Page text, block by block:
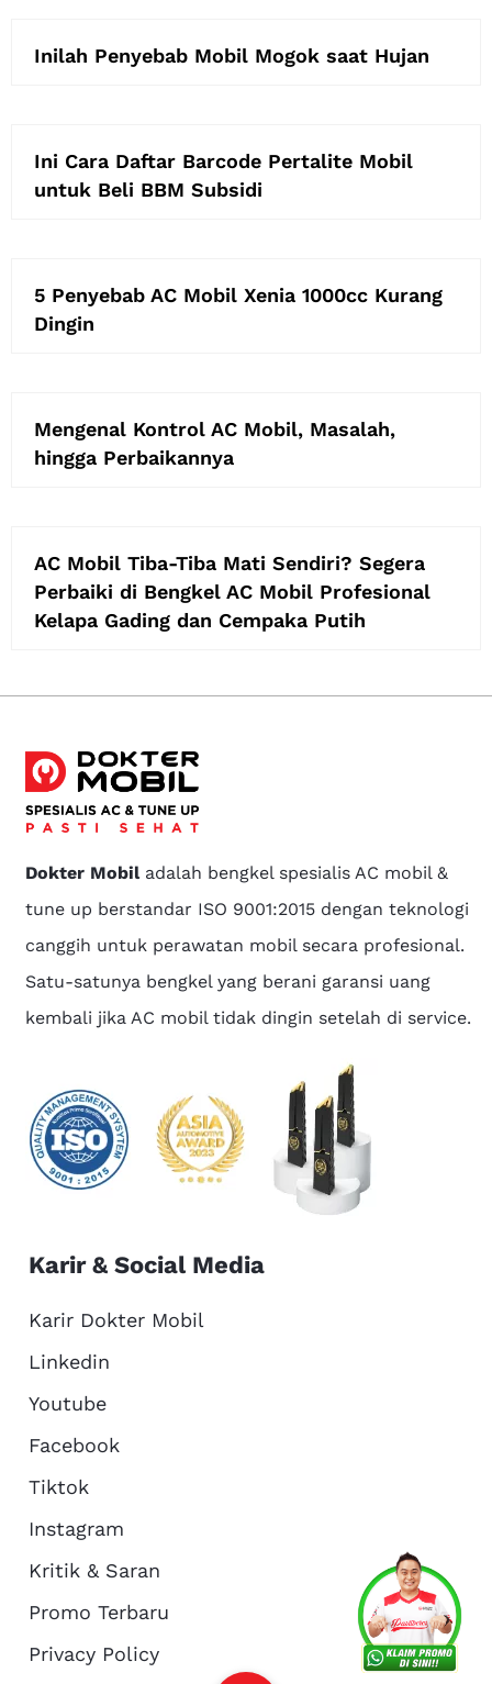
About Us
Inilah Penyebab Mobil Mogok saat Hujan
Ini Cara Daftar Barcode Pertalite Mobil
untuk Beli BBM Subsidi
5 Penyebab AC Mobil Xenia 1000cc Kurang
Dingin
Mengenal Kontrol AC Mobil, Masalah,
hingga Perbaikannya
AC Mobil Tiba-Tiba Mati Sendiri? Segera
Perbaiki di Bengkel AC Mobil Profesional
Kelapa Gading dan Cempaka Putih
Dokter Mobiladalah bengkel spesialis AC mobil &
tune up berstandar ISO 9001:2015 dengan teknologi
canggih untuk perawatan mobil secara profesional.
Satu-satunya bengkel yang berani garansi uang
kembali jika AC mobil tidak dingin setelah di service.
Karir & Social Media
Karir Dokter Mobil
Linkedin
Youtube
Facebook
Tiktok
Instagram
Kritik & Saran
Promo Terbaru
Privacy Policy